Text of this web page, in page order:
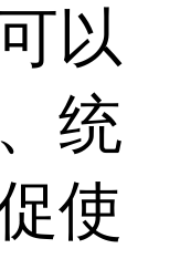
以
统
使